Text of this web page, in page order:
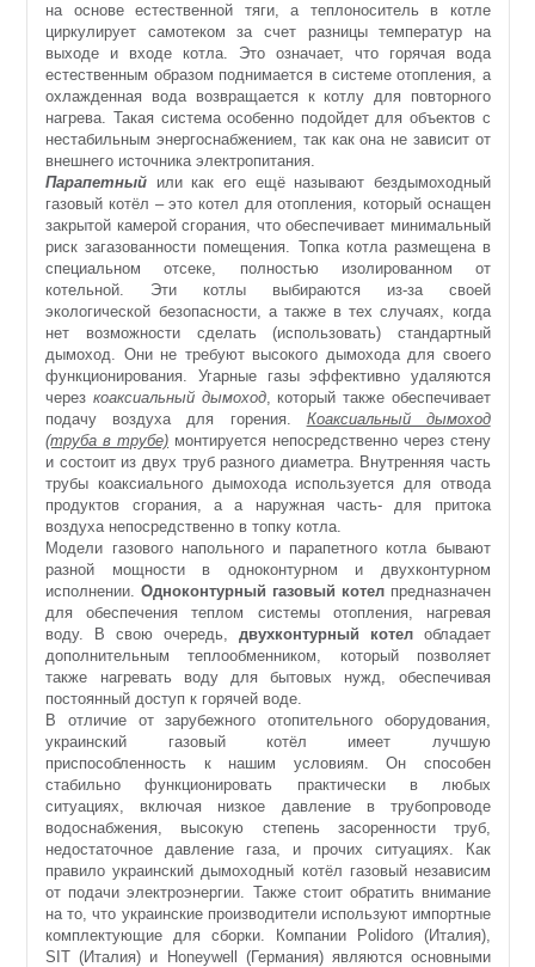
на основе естественной тяги, а теплоноситель в котле
циркулирует самотеком за счет разницы температур на
выходе и входе котла. Это означает, что горячая вода
естественным образом поднимается в системе отопления, а
охлажденная вода возвращается к котлу для повторного
нагрева. Такая система особенно подойдет для объектов с
нестабильным энергоснабжением, так как она не зависит от
внешнего источника электропитания.
Парапетный или как его ещё называют бездымоходный
газовый котёл – это котел для отопления, который оснащен
закрытой камерой сгорания, что обеспечивает минимальный
риск загазованности помещения. Топка котла размещена в
специальном отсеке, полностью изолированном от
котельной. Эти котлы выбираются из-за своей
экологической безопасности, а также в тех случаях, когда
нет возможности сделать (использовать) стандартный
дымоход. Они не требуют высокого дымохода для своего
функционирования. Угарные газы эффективно удаляются
черезкоаксиальный дымоход, который также обеспечивает
подачу воздуха для горения. Коаксиальный дымоход
(труба в трубе) монтируется непосредственно через стену
и состоит из двух труб разного диаметра. Внутренняя часть
трубы коаксиального дымохода используется для отвода
продуктов сгорания, а а наружная часть- для притока
воздуха непосредственно в топку котла.
Модели газового напольного и парапетного котла бывают
разной мощности в одноконтурном и двухконтурном
исполнении.Одноконтурный газовый котелпредназначен
для обеспечения теплом системы отопления, нагревая
воду. В свою очередь, двухконтурный котелобладает
дополнительным теплообменником, который позволяет
также нагревать воду для бытовых нужд, обеспечивая
постоянный доступ к горячей воде.
В отличие от зарубежного отопительного оборудования,
украинский газовый котёл имеет лучшую
приспособленность к нашим условиям. Он способен
стабильно функционировать практически в любых
ситуациях, включая низкое давление в трубопроводе
водоснабжения, высокую степень засоренности труб,
недостаточное давление газа, и прочих ситуациях. Как
правило украинский дымоходный котёл газовый независим
от подачи электроэнергии. Также стоит обратить внимание
на то, что украинские производители используют импортные
комплектующие для сборки. Компании Polidoro (Италия),
SIT (Италия) и Honeywell (Германия) являются основными